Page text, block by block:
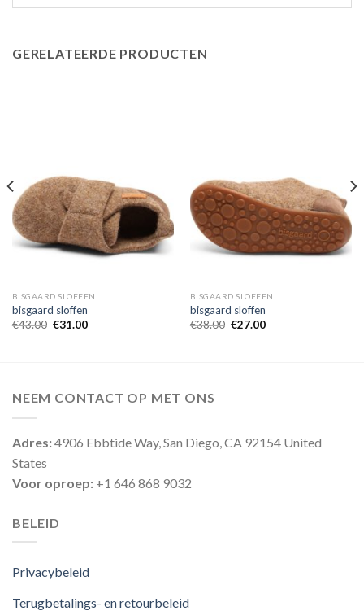
GERELATEERDE PRODUCTEN
BISGAARD SLOFFEN
bisgaard sloffen
€43.00 €31.00
BISGAARD SLOFFEN
bisgaard sloffen
€38.00 €27.00
NEEM CONTACT OP MET ONS
Adres:4906 Ebbtide Way, San Diego, CA 92154 United
States
Voor oproep: +1 646 868 9032
BELEID
Privacybeleid
Terugbetalings- en retourbeleid